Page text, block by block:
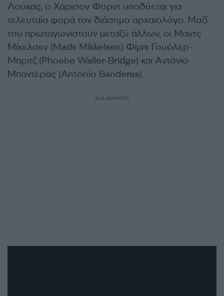
Λούκας, ο Χάρισον Φορντ υποδύεται για
τελευταία φορά τον διάσημο αρχαιολόγο. Μαζί
του πρωταγωνιστούν μεταξύ άλλων, οι Μαντς
Μίκελσεν (Mads Mikkelsen) Φίμπι Γουόλερ-
Μπριτζ (Phoebe Waller-Bridge) και Αντόνιο
Μπαντέρας (Antonio Banderas).
ΔΙΑΦΗΜΙΣΗ